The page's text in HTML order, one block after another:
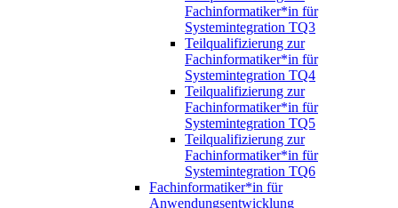
Fachinformatiker*in für
Systemintegration TQ3
Teilqualifizierung zur
Fachinformatiker*in für
Systemintegration TQ4
Teilqualifizierung zur
Fachinformatiker*in für
Systemintegration TQ5
Teilqualifizierung zur
Fachinformatiker*in für
Systemintegration TQ6
Fachinformatiker*in für
Anwendungsentwicklung